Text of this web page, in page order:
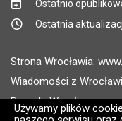
Używamy plików
Ostatnio
Ostatnia
Strona Wrocławia:
Wiadomości z
Pogoda Wrocław